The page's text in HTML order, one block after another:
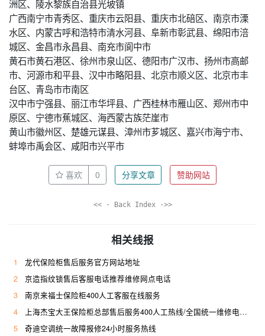
洲区、陵水黎族自治县光坡镇
广西南宁市青秀区、重庆市云阳县、重庆市北碚区、南京市溧
水区、内蒙古呼和浩特市清水河县、阜新市彰武县、绵阳市涪
城区、金昌市永昌县、南充市阆中市
黄石市黄石港区、徐州市泉山区、德阳市广汉市、扬州市高邮
市、河源市和平县、汉中市略阳县、北京市顺义区、北京市丰
台区、青岛市市南区
汉中市宁强县、丽江市华坪县、广西桂林市雁山区、郑州市中
原区、宁德市蕉城区、海西蒙古族茫崖市
黄山市徽州区、楚雄元谋县、漳州市芗城区、嘉兴市海宁市、
蚌埠市禹会区、咸阳市兴平市
喜欢 0 分享文章 赞助网站
<< · Back Index ·>>
相关线报
1
龙代保险柜售后服务官方网站地址
2
京造指纹锁售后客服电话推荐维修网点电话
3
南京来福士保险柜400人工客服在线服务
4
上海杰宝大王保险柜总部售后服务400人工热线/全国统一维修电话是多少
5
奇迪空调统一故障报修24小时服务热线